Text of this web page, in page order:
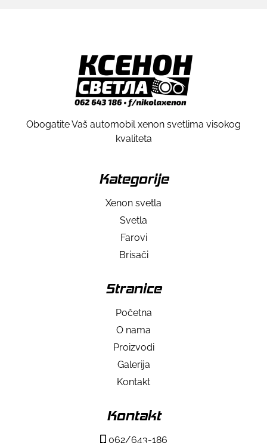
Obogatite Vaš automobil xenon svetlima visokog
kvaliteta
Kategorije
Xenon svetla
Svetla
Farovi
Brisači
Stranice
Početna
O nama
Proizvodi
Galerija
Kontakt
Kontakt
062/643-186